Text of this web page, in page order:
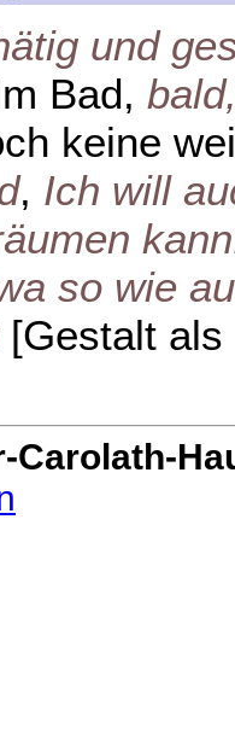
und
Bad,
keine
, Ich will
so wie
[Gestalt als
Carolath-